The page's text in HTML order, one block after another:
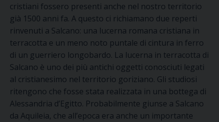
cristiani fossero presenti anche nel nostro territorio
già 1500 anni fa. A questo ci richiamano due reperti
rinvenuti a Salcano: una lucerna romana cristiana in
terracotta e un meno noto puntale di cintura in ferro
di un guerriero longobardo. La lucerna in terracotta di
Salcano è uno dei più antichi oggetti conosciuti legati
al cristianesimo nel territorio goriziano. Gli studiosi
ritengono che fosse stata realizzata in una bottega di
Alessandria d’Egitto. Probabilmente giunse a Salcano
da Aquileia, che all’epoca era anche un importante